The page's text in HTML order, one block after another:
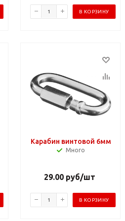
В КОРЗИНУ
Карабин винтовой 6мм
Много
29.00 руб/шт
В КОРЗИНУ